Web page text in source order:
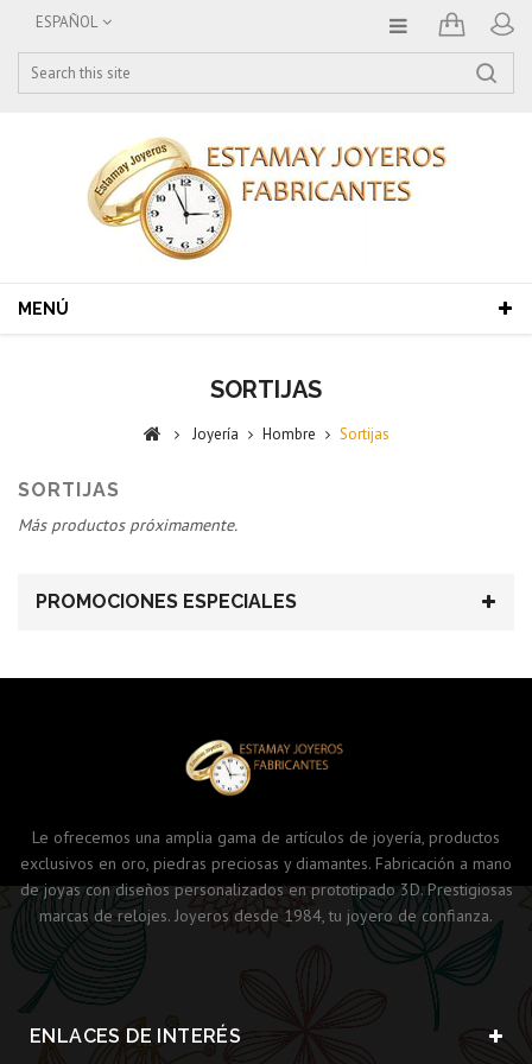
ESPAÑOL
MENÚ
SORTIJAS
Joyería Hombre Sortijas
SORTIJAS
Más productos próximamente.
PROMOCIONES ESPECIALES
Le ofrecemos una amplia gama de artículos de joyería, productos
exclusivos en oro, piedras preciosas y diamantes. Fabricación a mano
de joyas con diseños personalizados en prototipado 3D. Prestigiosas
marcas de relojes. Joyeros desde 1984, tu joyero de confianza.
ENLACES DE INTERÉS